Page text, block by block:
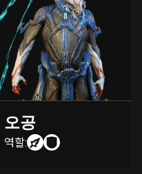
오공
역할: